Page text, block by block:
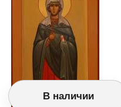
В наличии